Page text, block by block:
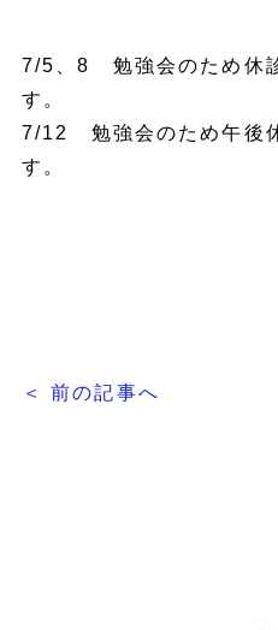
7/5、8 勉強会のため休
す。
7/12 勉強会のため午後
す。
＜ 前の記事へ